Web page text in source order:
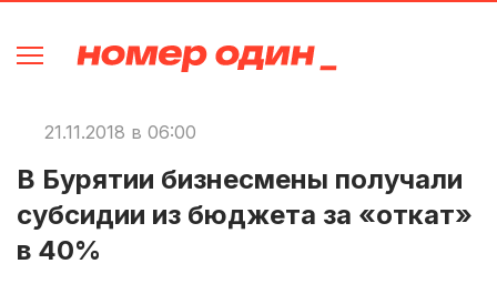
21.11.2018 в 06:00
В Бурятии бизнесмены получали
субсидии из бюджета за «откат»
в 40%